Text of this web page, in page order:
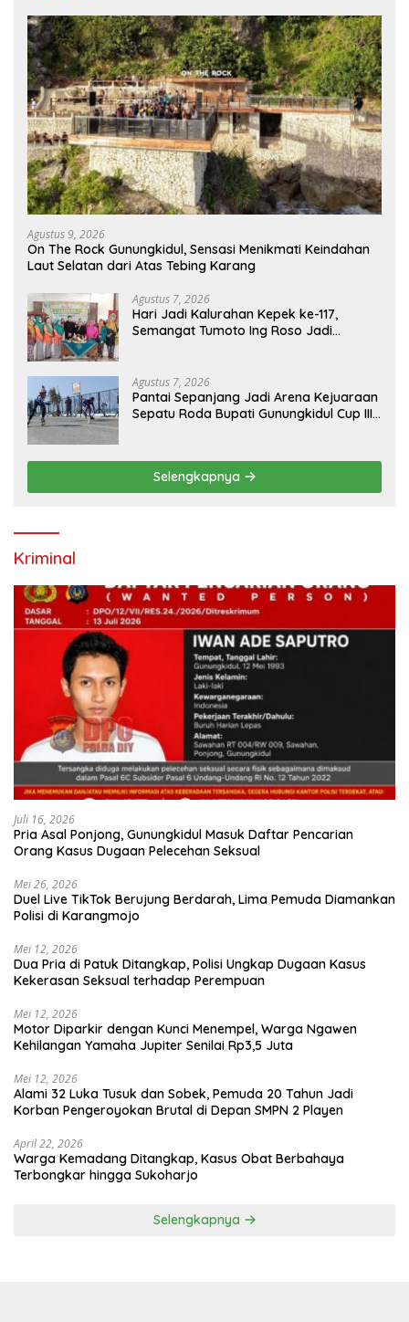
Agustus 9, 2026
On The Rock Gunungkidul, Sensasi Menikmati Keindahan
Laut Selatan dari Atas Tebing Karang
Agustus 7, 2026
Hari Jadi Kalurahan Kepek ke-117,
Semangat Tumoto Ing Roso Jadi
Agustus 7, 2026
Pantai Sepanjang Jadi Arena Kejuaraan
Sepatu Roda Bupati Gunungkidul Cup III
Selengkapnya
Kriminal
Juli 16, 2026
Pria Asal Ponjong, Gunungkidul Masuk Daftar Pencarian
Orang Kasus Dugaan Pelecehan Seksual
Mei 26, 2026
Duel Live TikTok Berujung Berdarah, Lima Pemuda Diamankan
Polisi di Karangmojo
Mei 12, 2026
Dua Pria di Patuk Ditangkap, Polisi Ungkap Dugaan Kasus
Kekerasan Seksual terhadap Perempuan
Mei 12, 2026
Motor Diparkir dengan Kunci Menempel, Warga Ngawen
Kehilangan Yamaha Jupiter Senilai Rp3,5 Juta
Mei 12, 2026
Alami 32 Luka Tusuk dan Sobek, Pemuda 20 Tahun Jadi
Korban Pengeroyokan Brutal di Depan SMPN 2 Playen
April 22, 2026
Warga Kemadang Ditangkap, Kasus Obat Berbahaya
Terbongkar hingga Sukoharjo
Selengkapnya